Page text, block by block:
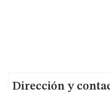
Dirección y